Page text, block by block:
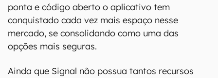
ponta e código aberto o aplicativo tem
conquistado cada vez mais espaço nesse
mercado, se consolidando como uma das
opções mais seguras.
Ainda que Signal não possua tantos recursos